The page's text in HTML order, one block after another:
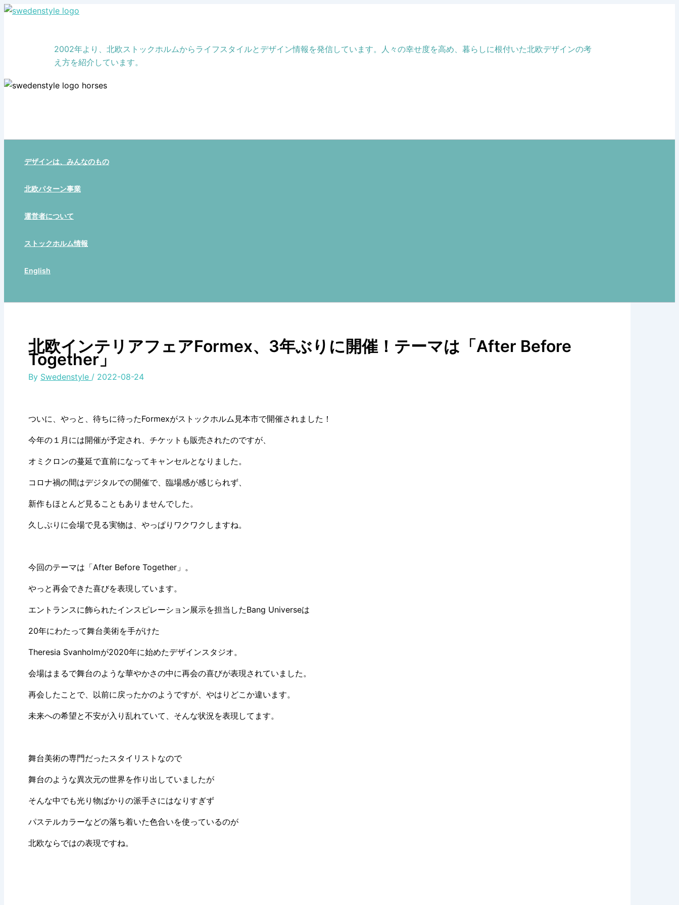
Skip
2002年より、北欧ストックホルムからライフスタイルとデザイン情報を発信しています。人々の幸せ度を高め、暮らしに根付いた北欧デザインの考
え方を紹介しています。
デザインは、みんなのもの
北欧パターン事業
運営者について
ストックホルム情報
English
北欧インテリアフェアFormex、3年ぶりに開催！テーマは「After Before
Together」
By Swedenstyle / 2022-08-24
ついに、やっと、待ちに待ったFormexがストックホルム見本市で開催されました！
今年の１月には開催が予定され、チケットも販売されたのですが、
オミクロンの蔓延で直前になってキャンセルとなりました。
コロナ禍の間はデジタルでの開催で、臨場感が感じられず、
新作もほとんど見ることもありませんでした。
久しぶりに会場で見る実物は、やっぱりワクワクしますね。
今回のテーマは「After Before Together」。
やっと再会できた喜びを表現しています。
エントランスに飾られたインスピレーション展示を担当したBang Universeは
20年にわたって舞台美術を手がけた
Theresia Svanholmが2020年に始めたデザインスタジオ。
会場はまるで舞台のような華やかさの中に再会の喜びが表現されていました。
再会したことで、以前に戻ったかのようですが、やはりどこか違います。
未来への希望と不安が入り乱れていて、そんな状況を表現してます。
舞台美術の専門だったスタイリストなので
舞台のような異次元の世界を作り出していましたが
そんな中でも光り物ばかりの派手さにはなりすぎず
パステルカラーなどの落ち着いた色合いを使っているのが
北欧ならではの表現ですね。